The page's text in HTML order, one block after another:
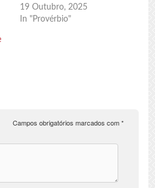
19 Outubro, 2025
In "Provérbio"
Campos obrigatórios marcados com*